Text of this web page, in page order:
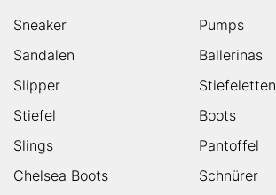
Sneaker
Pumps
Sandalen
Ballerinas
Slipper
Stiefeletten
Stiefel
Boots
Slings
Pantoffel
Chelsea Boots
Schnürer